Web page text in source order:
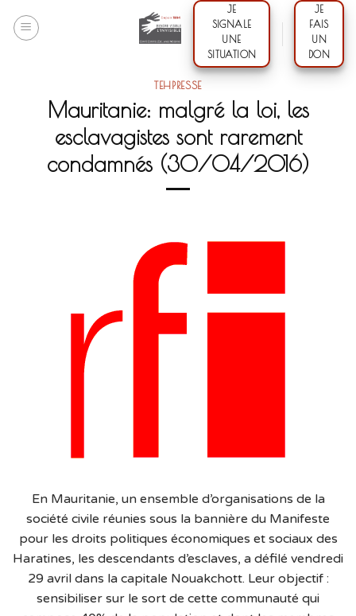
JE
SIGNALE
UNE
SITUATION
JE
FAIS
UN
DON
TEHPRESSE
Mauritanie: malgré la loi, les
esclavagistes sont rarement
condamnés (30/04/2016)
En Mauritanie, un ensemble d’organisations de la
société civile réunies sous la bannière du Manifeste
pour les droits politiques économiques et sociaux des
Haratines, les descendants d’esclaves, a défilé vendredi
29 avril dans la capitale Nouakchott. Leur objectif :
sensibiliser sur le sort de cette communauté qui